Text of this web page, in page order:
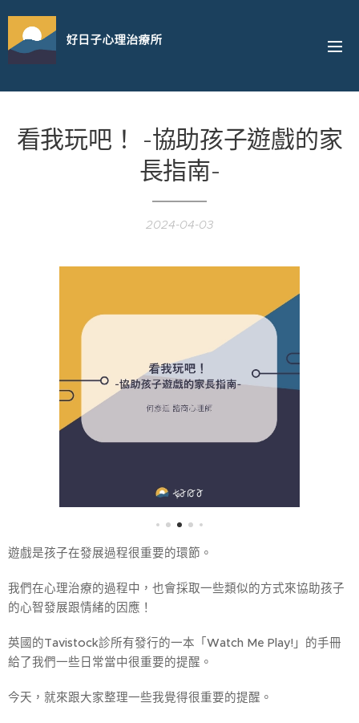
好日子心理治療所
看我玩吧！ -協助孩子遊戲的家
長指南-
2024-04-03
遊戲是孩子在發展過程很重要的環節。
我們在心理治療的過程中，也會採取一些類似的方式來協助孩子
的心智發展跟情緒的因應！
英國的Tavistock診所有發行的一本「Watch Me Play!」的手冊
給了我們一些日常當中很重要的提醒。
今天，就來跟大家整理一些我覺得很重要的提醒。